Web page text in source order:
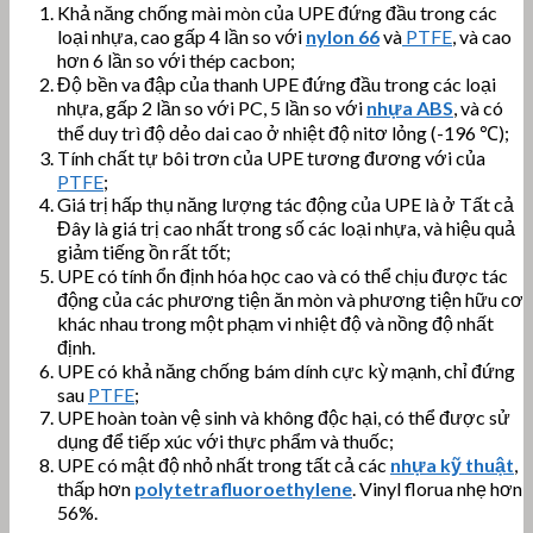
Khả năng chống mài mòn của UPE đứng đầu trong các
loại nhựa, cao gấp 4 lần so với nylon 66và PTFE, và cao
hơn 6 lần so với thép cacbon;
Độ bền va đập của thanh UPE đứng đầu trong các loại
nhựa, gấp 2 lần so với PC, 5 lần so với nhựa ABS, và có
thể duy trì độ dẻo dai cao ở nhiệt độ nitơ lỏng (-196 ℃);
Tính chất tự bôi trơn của UPE tương đương với của
PTFE;
Giá trị hấp thụ năng lượng tác động của UPE là ở Tất cả
Đây là giá trị cao nhất trong số các loại nhựa, và hiệu quả
giảm tiếng ồn rất tốt;
UPE có tính ổn định hóa học cao và có thể chịu được tác
động của các phương tiện ăn mòn và phương tiện hữu cơ
khác nhau trong một phạm vi nhiệt độ và nồng độ nhất
định.
UPE có khả năng chống bám dính cực kỳ mạnh, chỉ đứng
sau PTFE;
UPE hoàn toàn vệ sinh và không độc hại, có thể được sử
dụng để tiếp xúc với thực phẩm và thuốc;
UPE có mật độ nhỏ nhất trong tất cả các nhựa kỹ thuật,
thấp hơn polytetrafluoroethylene. Vinyl florua nhẹ hơn
56%.